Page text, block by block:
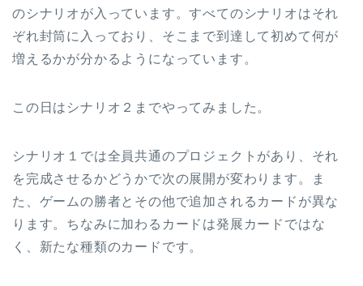
のシナリオが入っています。すべてのシナリオはそれ
ぞれ封筒に入っており、そこまで到達して初めて何が
増えるかが分かるようになっています。
この日はシナリオ２までやってみました。
シナリオ１では全員共通のプロジェクトがあり、それ
を完成させるかどうかで次の展開が変わります。ま
た、ゲームの勝者とその他で追加されるカードが異な
ります。ちなみに加わるカードは発展カードではな
く、新たな種類のカードです。